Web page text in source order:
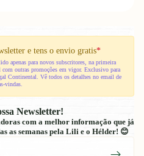
e tens o envio gratis*
apenas para novos subscritores, na primeira
outras promoções em vigor. Exclusivo para
Continental. Vê todos os detalhes no email de
vindas.
Newsletter!
com a melhor informação que já
as semanas pela Lili e o Hélder! 😊